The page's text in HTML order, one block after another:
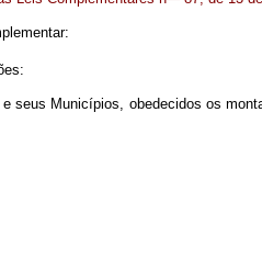
seus Municípios, obedecidos os